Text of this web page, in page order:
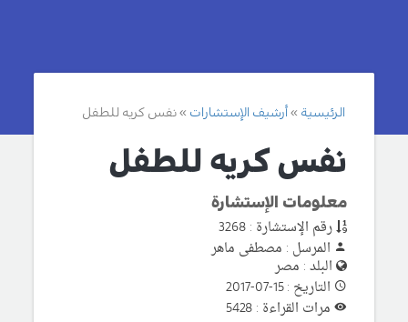
الرئيسية أرشيف الإستشارات نفس كريه للطفل
نفس كريه للطفل
معلومات الإستشارة
رقم الإستشارة : 3268
المرسل : مصطفى ماهر
البلد : مصر
التاريخ : 15-07-2017
مرات القراءة : 5428